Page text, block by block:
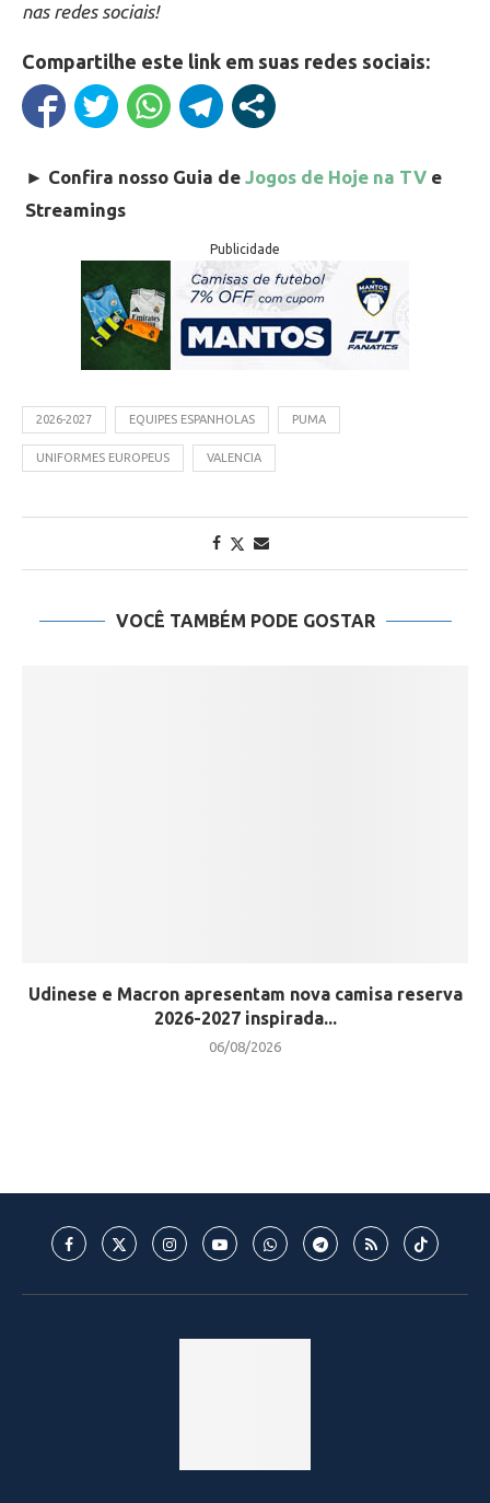
nas redes sociais!
Compartilhe este link em suas redes sociais:
► Confira nosso Guia de Jogos de Hoje na TV e
Streamings
Publicidade
2026-2027 EQUIPES ESPANHOLAS PUMA
UNIFORMES EUROPEUS VALENCIA
VOCÊ TAMBÉM PODE GOSTAR
Udinese e Macron apresentam nova camisa reserva
2026-2027 inspirada...
06/08/2026